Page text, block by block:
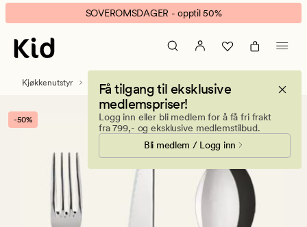
June
bestikk
deler
banner.
Klikk
ESCAPE
pause.
SOVEROMSDAGER - opptil 50%
Få tilgang til eksklusive
medlemspriser!
Logg inn eller bli medlem for å få fri frakt
fra 799,- og eksklusive medlemstilbud.
Bli medlem / Logg inn
Kjøkkenutstyr Bestikk og kjøkkenredskap
-50%